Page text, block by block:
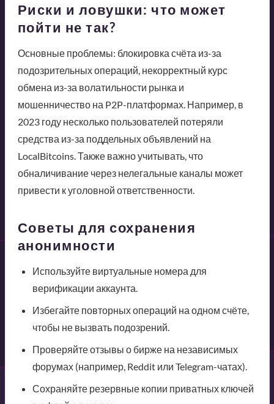
Риски и ловушки: что может
пойти не так?
Основные проблемы: блокировка счёта из-за
подозрительных операций, некорректный курс
обмена из-за волатильности рынка и
мошенничество на P2P-платформах. Например, в
2023 году несколько пользователей потеряли
средства из-за поддельных объявлений на
LocalBitcoins. Также важно учитывать, что
обналичивание через нелегальные каналы может
привести к уголовной ответственности.
Советы для сохранения
анонимности
Используйте виртуальные номера для
верификации аккаунта.
Избегайте повторных операций на одном счёте,
чтобы не вызвать подозрений.
Проверяйте отзывы о бирже на независимых
форумах (например, Reddit или Telegram-чатах).
Сохраняйте резервные копии приватных ключей